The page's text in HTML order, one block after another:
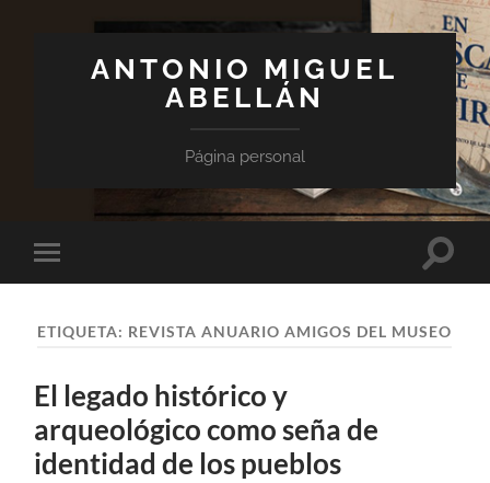
ANTONIO MIGUEL
ABELLÁN
Página personal
Alternar
el
móvil
ETIQUETA: REVISTA ANUARIO AMIGOS DEL MUSEO
El legado histórico y
arqueológico como seña de
identidad de los pueblos